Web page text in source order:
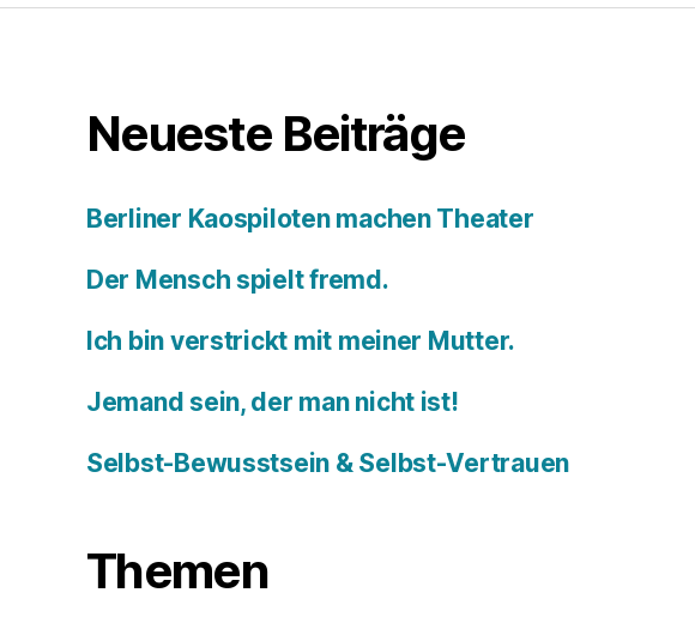
Neueste Beiträge
Berliner Kaospiloten machen Theater
Der Mensch spielt fremd.
Ich bin verstrickt mit meiner Mutter.
Jemand sein, der man nicht ist!
Selbst-Bewusstsein & Selbst-Vertrauen
Themen